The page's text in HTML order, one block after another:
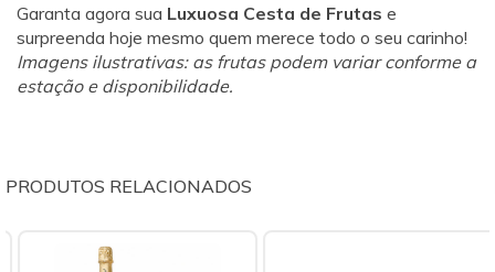
Garanta agora sua Luxuosa Cesta de Frutas e
surpreenda hoje mesmo quem merece todo o seu carinho!
Imagens ilustrativas: as frutas podem variar conforme a
estação e disponibilidade.
PRODUTOS RELACIONADOS